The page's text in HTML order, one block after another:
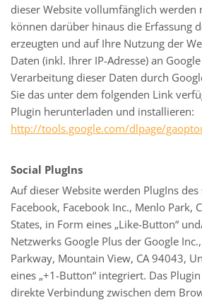
dieser Website vollumfänglich werden
können darüber hinaus die Erfassung
erzeugten und auf Ihre Nutzung der
Daten (inkl. Ihrer IP-Adresse) an
Verarbeitung dieser Daten durch
Sie das unter dem folgenden Link
Plugin herunterladen und installieren:
http://tools.google.com/dlpage/
Social PlugIns
Auf dieser Website werden PlugIns
Facebook, Facebook Inc., Menlo Park,
States, in Form eines „Like-Button“
Netzwerks Google Plus der Google
Parkway, Mountain View, CA 94043,
eines „+1-Button“ integriert. Das
direkte Verbindung zwischen dem